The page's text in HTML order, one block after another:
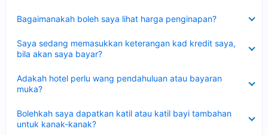
Bagaimanakah boleh saya lihat harga penginapan?
Saya sedang memasukkan keterangan kad kredit saya,
bila akan saya bayar?
Adakah hotel perlu wang pendahuluan atau bayaran
muka?
Bolehkah saya dapatkan katil atau katil bayi tambahan
untuk kanak-kanak?